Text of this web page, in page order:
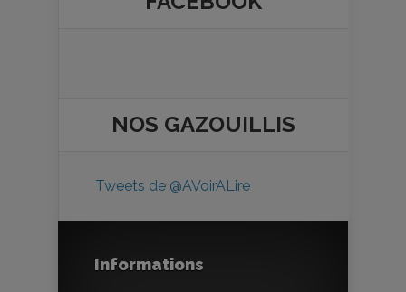
NOS GAZOUILLIS
Tweets de @AVoirALire
Informations